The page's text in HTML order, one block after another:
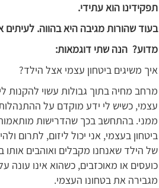
תפקידינו הוא עתידי.
בעוד שהורות מגיבה היא בהווה. לעיתים
מדוע? הנה שתי דוגמאות:
איך משיגים ביטחון עצמי אצל הילד?
מרחב מחיה בתוך גבולות עשוי להקנות
עצמי, כשיש לי ידע מוקדם על
ממני. בהתחשב בכך שהדרישות מותאמות
ביטחון בעצמי, אני יכול ליזום, לתרום
של הילד שאנחנו מקבלים ואוהבים
כועסים או מאוכזבים, כשהוא אינו עונה
מגבירה את בטחונו העצמי.